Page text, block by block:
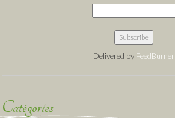
Delivered by FeedBurner
Catégories